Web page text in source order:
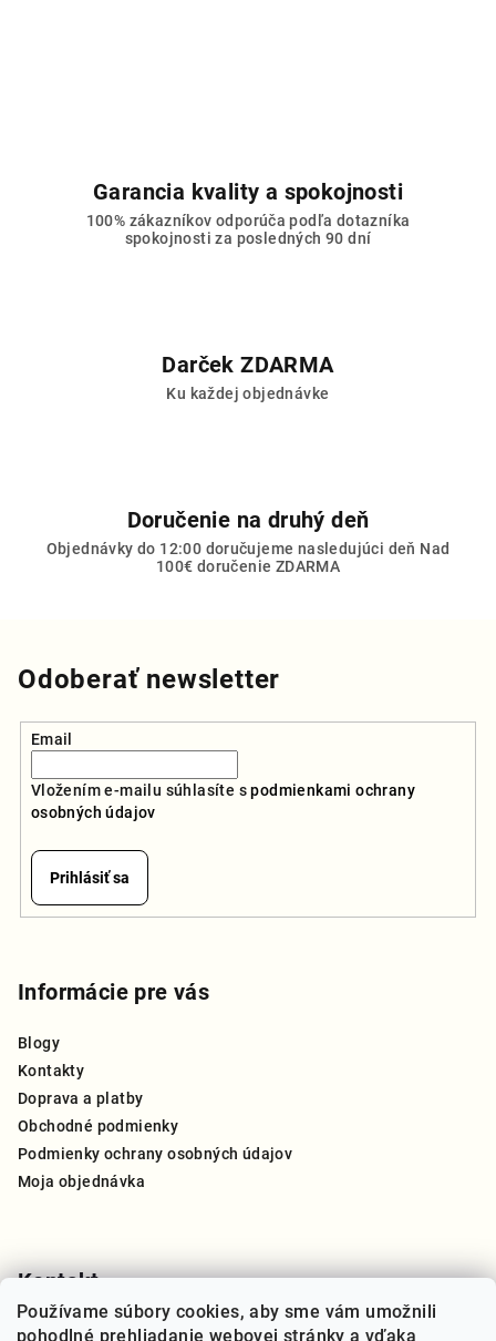
Používame súbory cookies, aby sme vám umožnili
pohodlné prehliadanie webovej stránky a vďaka
Garancia kvality a spokojnosti
100% zákazníkov odporúča podľa dotazníka
spokojnosti za posledných 90 dní
Darček ZDARMA
Ku každej objednávke
Doručenie na druhý deň
Objednávky do 12:00 doručujeme nasledujúci deň Nad
100€ doručenie ZDARMA
Odoberať newsletter
Email
Vložením e-mailu súhlasíte spodmienkami ochrany
osobných údajov
Prihlásiť sa
Informácie pre vás
Blogy
Kontakty
Doprava a platby
Obchodné podmienky
Podmienky ochrany osobných údajov
Moja objednávka
Kontakt
info@thegreat.sk